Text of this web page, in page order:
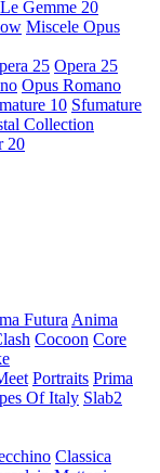
Le Gemme 20
Miscele Opus
25 Opera 25
Opus Romano
10 Sfumature
Collection
20
Futura Anima
Cocoon Core
Portraits Prima
Of Italy Slab2
Classica